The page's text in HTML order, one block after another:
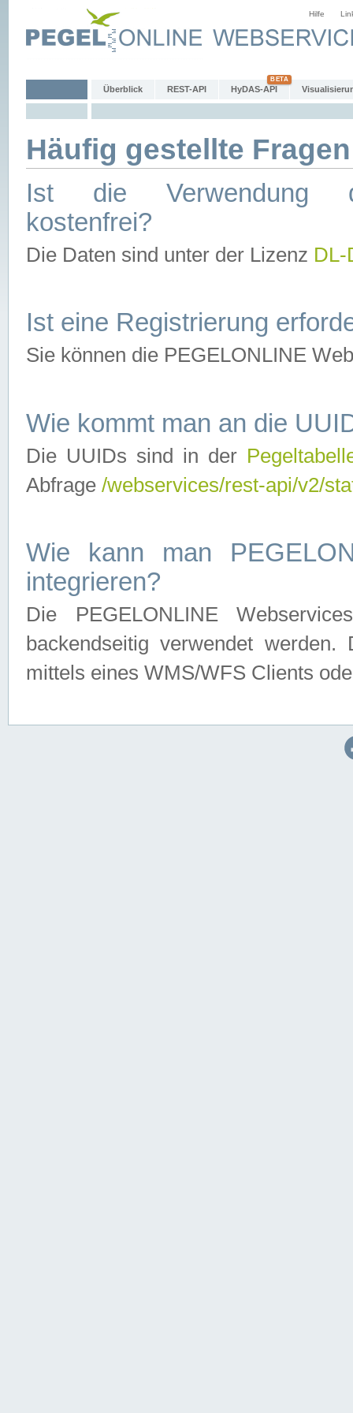
Hilfe
Überblick REST-API HyDAS-API
Häufig gestellte
Ist die Verwendung
kostenfrei?
Die Daten sind unter der Lizenz
Ist eine Registrierung
Sie können die PEGELONLINE
Wie kommt man an die
Die UUIDs sind in der
Abfrage /webservices/rest-api/v2/
Wie kann man
integrieren?
Die PEGELONLINE
backendseitig verwendet
mittels eines WMS/WFS Clients